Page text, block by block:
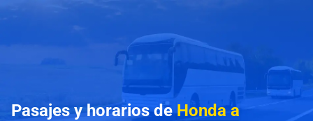
Pasajes y horarios deHonda a